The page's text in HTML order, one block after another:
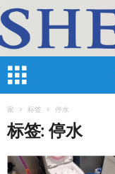
家 标签 停水
标签: 停水